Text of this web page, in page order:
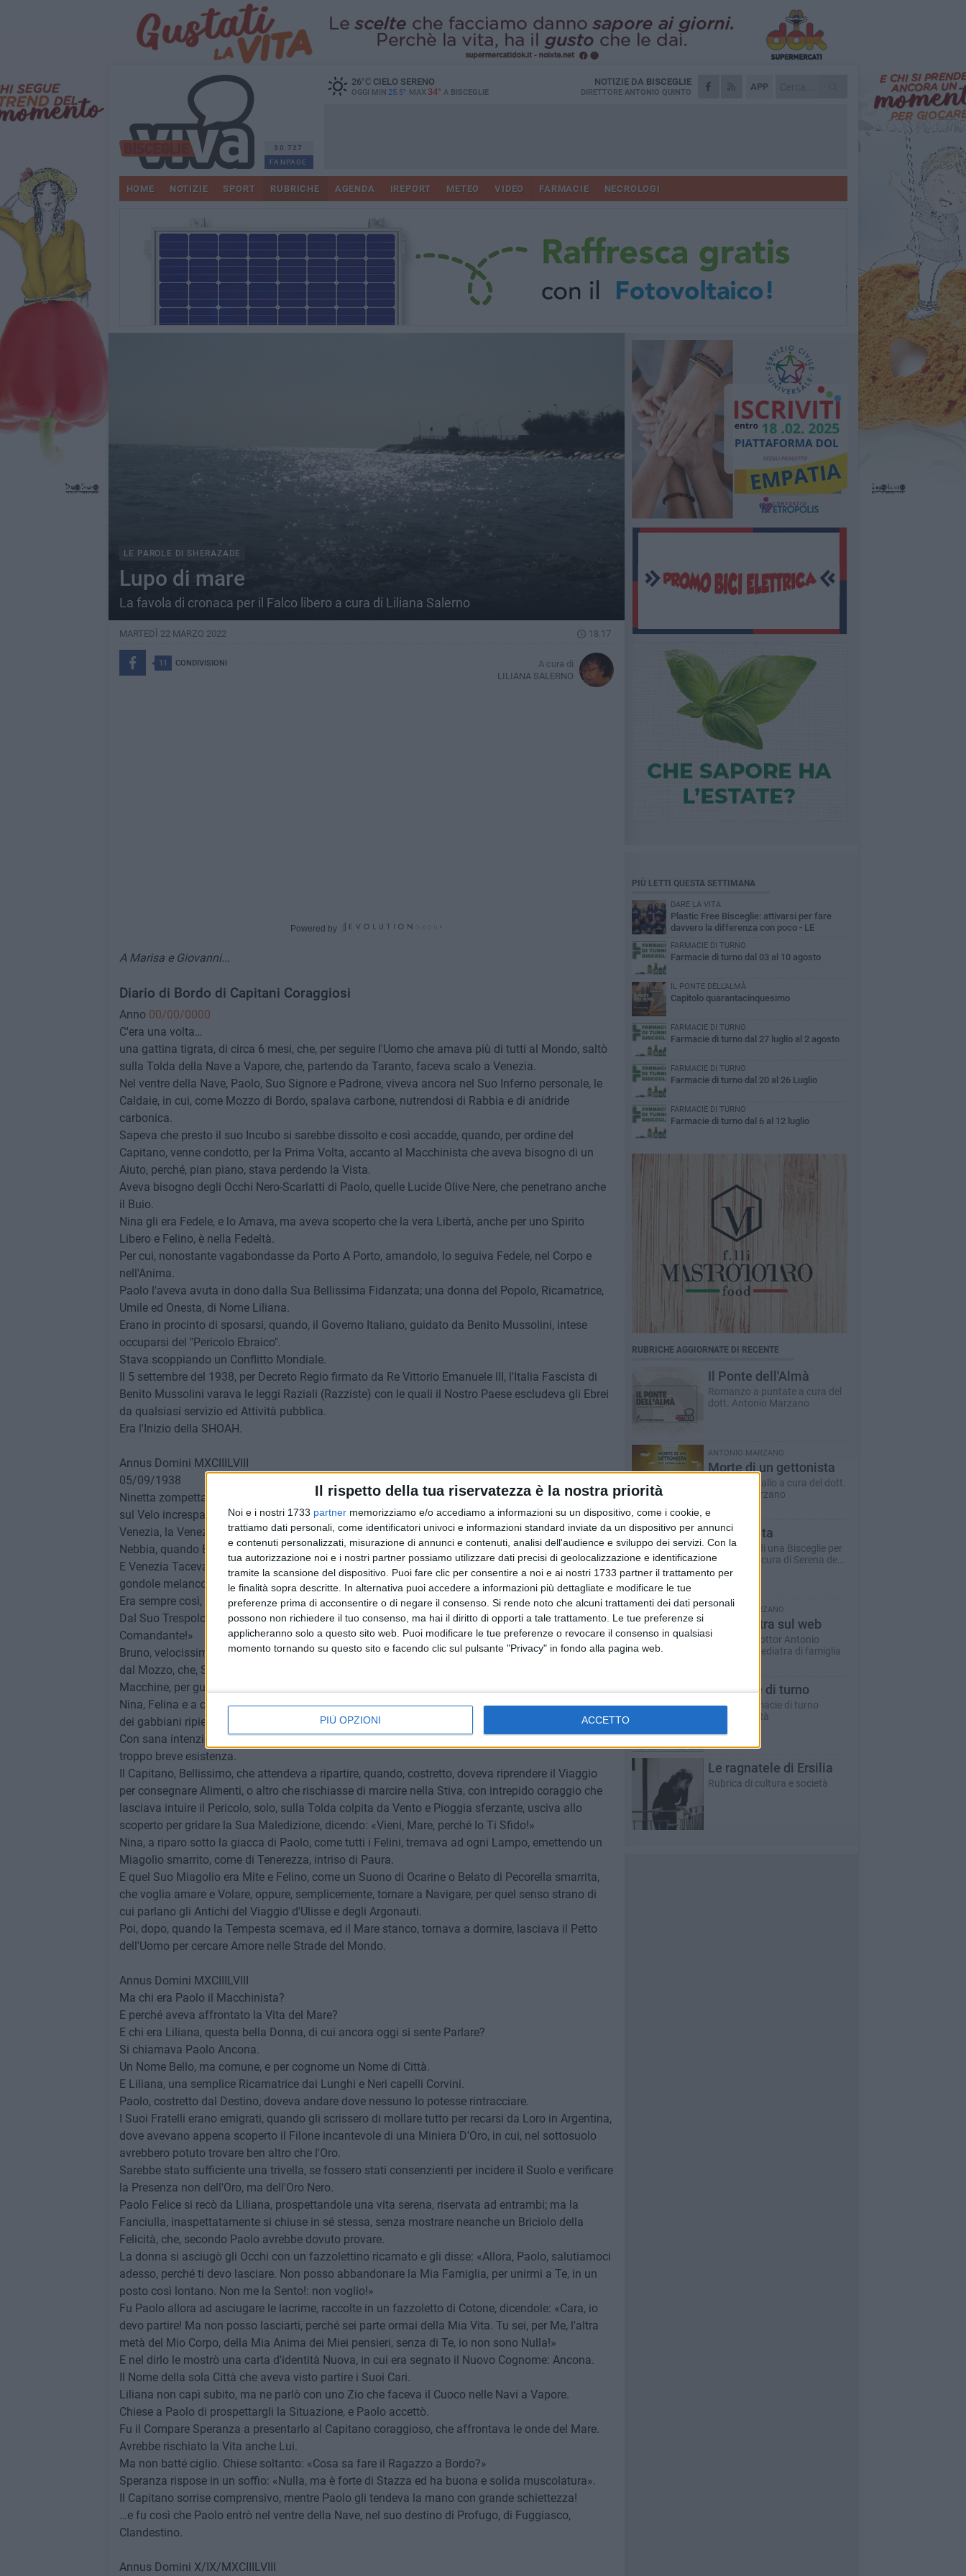
Il rispetto della tua riservatezza è la nostra priorità
Noi e i nostri 1733 partner memorizziamo e/o accediamo a informazioni su un dispositivo, come i cookie, e
trattiamo dati personali, come identificatori univoci e informazioni standard inviate da un dispositivo per annunci
e contenuti personalizzati, misurazione di annunci e contenuti, analisi dell'audience e sviluppo dei servizi. Con la
tua autorizzazione noi e i nostri partner possiamo utilizzare dati precisi di geolocalizzazione e identificazione
tramite la scansione del dispositivo. Puoi fare clic per consentire a noi e ai nostri 1733 partner il trattamento per
le finalità sopra descritte. In alternativa puoi accedere a informazioni più dettagliate e modificare le tue
preferenze prima di acconsentire o di negare il consenso. Si rende noto che alcuni trattamenti dei dati personali
possono non richiedere il tuo consenso, ma hai il diritto di opporti a tale trattamento. Le tue preferenze si
applicheranno solo a questo sito web. Puoi modificare le tue preferenze o revocare il consenso in qualsiasi
momento tornando su questo sito e facendo clic sul pulsante "Privacy" in fondo alla pagina web.
PIÙ OPZIONI ACCETTO
30.727
FANPAGE
26°CCIELO SERENO
OGGI MIN 25.5° MAX 34° A BISCEGLIE
APP
NOTIZIE DA BISCEGLIE
DIRETTORE ANTONIO QUINTO
HOME NOTIZIE SPORT RUBRICHE AGENDA IREPORT METEO VIDEO FARMACIE NECROLOGI
LE PAROLE DI SHERAZADE
Lupo di mare
La favola di cronaca per il Falco libero a cura di Liliana Salerno
MARTEDÌ 22 MARZO 2022 18.17
11 CONDIVISIONI
A cura di
LILIANA SALERNO
Powered by
A Marisa e Giovanni...
Diario di Bordo di Capitani Coraggiosi
Anno 00/00/0000
C'era una volta…
una gattina tigrata, di circa 6 mesi, che, per seguire l'Uomo che amava più di tutti al Mondo, saltò
sulla Tolda della Nave a Vapore, che, partendo da Taranto, faceva scalo a Venezia.
Nel ventre della Nave, Paolo, Suo Signore e Padrone, viveva ancora nel Suo Inferno personale, le
Caldaie, in cui, come Mozzo di Bordo, spalava carbone, nutrendosi di Rabbia e di anidride
carbonica.
Sapeva che presto il suo Incubo si sarebbe dissolto e così accadde, quando, per ordine del
Capitano, venne condotto, per la Prima Volta, accanto al Macchinista che aveva bisogno di un
Aiuto, perché, pian piano, stava perdendo la Vista.
Aveva bisogno degli Occhi Nero-Scarlatti di Paolo, quelle Lucide Olive Nere, che penetrano anche
il Buio.
Nina gli era Fedele, e lo Amava, ma aveva scoperto che la vera Libertà, anche per uno Spirito
Libero e Felino, è nella Fedeltà.
Per cui, nonostante vagabondasse da Porto A Porto, amandolo, lo seguiva Fedele, nel Corpo e
nell'Anima.
Paolo l'aveva avuta in dono dalla Sua Bellissima Fidanzata; una donna del Popolo, Ricamatrice,
Umile ed Onesta, di Nome Liliana.
Erano in procinto di sposarsi, quando, il Governo Italiano, guidato da Benito Mussolini, intese
occuparsi del "Pericolo Ebraico".
Stava scoppiando un Conflitto Mondiale.
Il 5 settembre del 1938, per Decreto Regio firmato da Re Vittorio Emanuele III, l'Italia Fascista di
Benito Mussolini varava le leggi Raziali (Razziste) con le quali il Nostro Paese escludeva gli Ebrei
da qualsiasi servizio ed Attività pubblica.
Era l'Inizio della SHOAH.
Annus Domini MXCIIILVIII
05/09/1938
Ninetta zompettava sulla Tolda, mentre un Tramonto Rosato stendeva Riflessi arancio-amaranto
sul Velo increspato del Mare.
Venezia, la Venezia descritta da Marco Polo, cominciava ad apparire, dietro un impalpabile velo di
Nebbia, quando Bruno gridò: «Eccola!… Stiamo entrando nel Porto!».
E Venezia Taceva, Bellissima, e sorridente, come nei racconti di Calvino, mostrando guglie e
gondole melanconiche, meta degli Innamorati.
Era sempre così, quel Cielo Torrido, di color Arancio che invitava ad Amare, ad Amare la Vita.
Dal Suo Trespolo, fremente di gioia, un'Ara variopinta gracchiava: «Bruno, svelto!… il Caffè al
Comandante!»
Bruno, velocissimo, si sfilava un calzino e lo "calzava" sulla cresta del Pappagallo, subito liberato
dal Mozzo, che, Stanco di spalare Carbone, e grazie alla pronta intelligenza, era entrato in Sala
Macchine, per guidare, da Solo, la Splendida Nave!
Nina, Felina e a caccia, pensierosa scrutava il Mare, come faceva sempre, quando il Volo stridulo
dei gabbiani ripiegava verso Riva, scansando, cautelativamente, la Tempesta al Largo.
Con sana intenzione di sfuggire ai Marosi che avrebbero potuto concludere, per sempre, la propria
troppo breve esistenza.
Il Capitano, Bellissimo, che attendeva a ripartire, quando, costretto, doveva riprendere il Viaggio
per consegnare Alimenti, o altro che rischiasse di marcire nella Stiva, con intrepido coraggio che
lasciava intuire il Pericolo, solo, sulla Tolda colpita da Vento e Pioggia sferzante, usciva allo
scoperto per gridare la Sua Maledizione, dicendo: «Vieni, Mare, perché Io Ti Sfido!»
Nina, a riparo sotto la giacca di Paolo, come tutti i Felini, tremava ad ogni Lampo, emettendo un
Miagolio smarrito, come di Tenerezza, intriso di Paura.
E quel Suo Miagolio era Mite e Felino, come un Suono di Ocarine o Belato di Pecorella smarrita,
che voglia amare e Volare, oppure, semplicemente, tornare a Navigare, per quel senso strano di
cui parlano gli Antichi del Viaggio d'Ulisse e degli Argonauti.
Poi, dopo, quando la Tempesta scemava, ed il Mare stanco, tornava a dormire, lasciava il Petto
dell'Uomo per cercare Amore nelle Strade del Mondo.
Annus Domini MXCIIILVIII
Ma chi era Paolo il Macchinista?
E perché aveva affrontato la Vita del Mare?
E chi era Liliana, questa bella Donna, di cui ancora oggi si sente Parlare?
Si chiamava Paolo Ancona.
Un Nome Bello, ma comune, e per cognome un Nome di Città.
E Liliana, una semplice Ricamatrice dai Lunghi e Neri capelli Corvini.
Paolo, costretto dal Destino, doveva andare dove nessuno lo potesse rintracciare.
I Suoi Fratelli erano emigrati, quando gli scrissero di mollare tutto per recarsi da Loro in Argentina,
dove avevano appena scoperto il Filone incantevole di una Miniera D'Oro, in cui, nel sottosuolo
avrebbero potuto trovare ben altro che l'Oro.
Sarebbe stato sufficiente una trivella, se fossero stati consenzienti per incidere il Suolo e verificare
la Presenza non dell'Oro, ma dell'Oro Nero.
Paolo Felice si recò da Liliana, prospettandole una vita serena, riservata ad entrambi; ma la
Fanciulla, inaspettatamente si chiuse in sé stessa, senza mostrare neanche un Briciolo della
Felicità, che, secondo Paolo avrebbe dovuto provare.
La donna si asciugò gli Occhi con un fazzolettino ricamato e gli disse: «Allora, Paolo, salutiamoci
adesso, perché ti devo lasciare. Non posso abbandonare la Mia Famiglia, per unirmi a Te, in un
posto così lontano. Non me la Sento!: non voglio!»
Fu Paolo allora ad asciugare le lacrime, raccolte in un fazzoletto di Cotone, dicendole: «Cara, io
devo partire! Ma non posso lasciarti, perché sei parte ormai della Mia Vita. Tu sei, per Me, l'altra
metà del Mio Corpo, della Mia Anima dei Miei pensieri, senza di Te, io non sono Nulla!»
E nel dirlo le mostrò una carta d'identità Nuova, in cui era segnato il Nuovo Cognome: Ancona.
Il Nome della sola Città che aveva visto partire i Suoi Cari.
Liliana non capì subito, ma ne parlò con uno Zio che faceva il Cuoco nelle Navi a Vapore.
Chiese a Paolo di prospettargli la Situazione, e Paolo accettò.
Fu il Compare Speranza a presentarlo al Capitano coraggioso, che affrontava le onde del Mare.
Avrebbe rischiato la Vita anche Lui.
Ma non batté ciglio. Chiese soltanto: «Cosa sa fare il Ragazzo a Bordo?»
Speranza rispose in un soffio: «Nulla, ma è forte di Stazza ed ha buona e solida muscolatura».
Il Capitano sorrise comprensivo, mentre Paolo gli tendeva la mano con grande schiettezza!
…e fu così che Paolo entrò nel ventre della Nave, nel suo destino di Profugo, di Fuggiasco,
Clandestino.
Annus Domini X/IX/MXCIIILVIII
PIÙ LETTI QUESTA SETTIMANA
DARE LA VITA
Plastic Free Bisceglie: attivarsi per fare
davvero la differenza con poco - LE
FARMACIE DI TURNO
Farmacie di turno dal 03 al 10 agosto
IL PONTE DELL'ALMÀ
Capitolo quarantacinquesimo
FARMACIE DI TURNO
Farmacie di turno dal 27 luglio al 2 agosto
FARMACIE DI TURNO
Farmacie di turno dal 20 al 26 Luglio
FARMACIE DI TURNO
Farmacie di turno dal 6 al 12 luglio
RUBRICHE AGGIORNATE DI RECENTE
Il Ponte dell'Almà
Romanzo a puntate a cura del
dott. Antonio Marzano
ANTONIO MARZANO
Morte di un gettonista
Racconto giallo a cura del dott.
Antonio Marzano
Dare la vita
Il racconto di una Bisceglie per
il Sociale - a cura di Serena de
Musso
ANTONIO MARZANO
Un pediatra sul web
A cura del dottor Antonio
Marzano - pediatra di famiglia
Farmacie di turno
Tutte le farmacie di turno
aperte in città
Le ragnatele di Ersilia
Rubrica di cultura e società